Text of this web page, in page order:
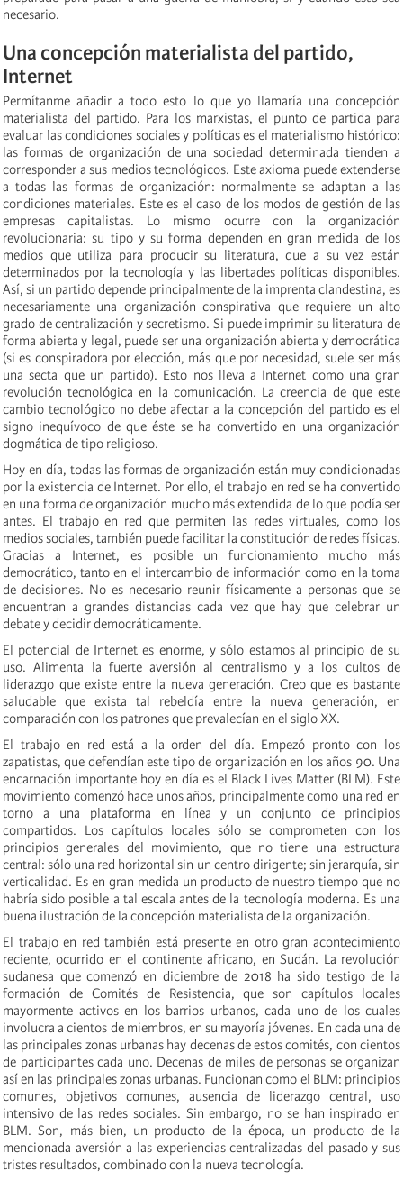
necesario.
Una concepción materialista del partido,
Internet
Permítanme añadir a todo esto lo que yo llamaría una concepción
materialista del partido. Para los marxistas, el punto de partida para
evaluar las condiciones sociales y políticas es el materialismo histórico:
las formas de organización de una sociedad determinada tienden a
corresponder a sus medios tecnológicos. Este axioma puede extenderse
a todas las formas de organización: normalmente se adaptan a las
condiciones materiales. Este es el caso de los modos de gestión de las
empresas capitalistas. Lo mismo ocurre con la organización
revolucionaria: su tipo y su forma dependen en gran medida de los
medios que utiliza para producir su literatura, que a su vez están
determinados por la tecnología y las libertades políticas disponibles.
Así, si un partido depende principalmente de la imprenta clandestina, es
necesariamente una organización conspirativa que requiere un alto
grado de centralización y secretismo. Si puede imprimir su literatura de
forma abierta y legal, puede ser una organización abierta y democrática
(si es conspiradora por elección, más que por necesidad, suele ser más
una secta que un partido). Esto nos lleva a Internet como una gran
revolución tecnológica en la comunicación. La creencia de que este
cambio tecnológico no debe afectar a la concepción del partido es el
signo inequívoco de que éste se ha convertido en una organización
dogmática de tipo religioso.
Hoy en día, todas las formas de organización están muy condicionadas
por la existencia de Internet. Por ello, el trabajo en red se ha convertido
en una forma de organización mucho más extendida de lo que podía ser
antes. El trabajo en red que permiten las redes virtuales, como los
medios sociales, también puede facilitar la constitución de redes físicas.
Gracias a Internet, es posible un funcionamiento mucho más
democrático, tanto en el intercambio de información como en la toma
de decisiones. No es necesario reunir físicamente a personas que se
encuentran a grandes distancias cada vez que hay que celebrar un
debate y decidir democráticamente.
El potencial de Internet es enorme, y sólo estamos al principio de su
uso. Alimenta la fuerte aversión al centralismo y a los cultos de
liderazgo que existe entre la nueva generación. Creo que es bastante
saludable que exista tal rebeldía entre la nueva generación, en
comparación con los patrones que prevalecían en el siglo XX.
El trabajo en red está a la orden del día. Empezó pronto con los
zapatistas, que defendían este tipo de organización en los años 90. Una
encarnación importante hoy en día es el Black Lives Matter (BLM). Este
movimiento comenzó hace unos años, principalmente como una red en
torno a una plataforma en línea y un conjunto de principios
compartidos. Los capítulos locales sólo se comprometen con los
principios generales del movimiento, que no tiene una estructura
central: sólo una red horizontal sin un centro dirigente; sin jerarquía, sin
verticalidad. Es en gran medida un producto de nuestro tiempo que no
habría sido posible a tal escala antes de la tecnología moderna. Es una
buena ilustración de la concepción materialista de la organización.
El trabajo en red también está presente en otro gran acontecimiento
reciente, ocurrido en el continente africano, en Sudán. La revolución
sudanesa que comenzó en diciembre de 2018 ha sido testigo de la
formación de Comités de Resistencia, que son capítulos locales
mayormente activos en los barrios urbanos, cada uno de los cuales
involucra a cientos de miembros, en su mayoría jóvenes. En cada una de
las principales zonas urbanas hay decenas de estos comités, con cientos
de participantes cada uno. Decenas de miles de personas se organizan
así en las principales zonas urbanas. Funcionan como el BLM: principios
comunes, objetivos comunes, ausencia de liderazgo central, uso
intensivo de las redes sociales. Sin embargo, no se han inspirado en
BLM. Son, más bien, un producto de la época, un producto de la
mencionada aversión a las experiencias centralizadas del pasado y sus
tristes resultados, combinado con la nueva tecnología.